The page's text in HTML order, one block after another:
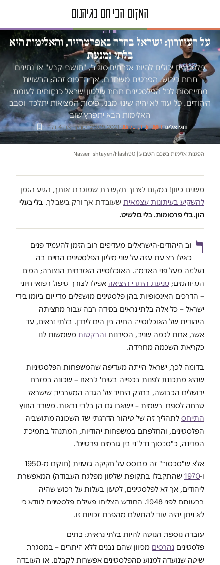
טור דעה
על העיוורון: ישראל בחרה באפרטהייד, והאלימות היא
בלתי נמנעת
פלסטינים יכולים להיות אזרחים סוג ב', "תושבי קבע" או נתינים
תחת כיבוש. הפרטים משתנים, אך הדפוס זהה: הרשויות
מתייחסות לכל הפלסטינים תחת שלטון ישראל כנחותים לעומת
היהודים. כל עוד לא יהיה שינוי מבני, פיסות המציאות יתלכדו וסבב
האלימות הבא יתפרץ שוב
חגי אלעד·המקום הכי חם בגיהנום·
20.05.2021
·זמן קריאה 4 דק׳
הפגנות אלימות בשכם השבוע | Nasser Ishtayeh/Flash90
משנים כיוון! במקום לצרוך תקשורת שמוכרת אותך, הגיע הזמן
להשקיע בעיתונות עצמאית שעובדת אך ורק בשבילך. בלי בעלי
הון. בלי פרסומות. בלי בולשיט.
ר וב היהודים-הישראלים מעדיפים רוב הזמן להעמיד פנים
כאילו רצועת עזה על שני מיליון הפלסטינים החיים בה
נעלמה מעל פני האדמה. האוכלוסייה האזרחית הנצורה; המים
המזוהמים; מניעת היתרי היציאה אפילו לצורך טיפול רפואי חיוני
– הדרכים האינסופיות בהן פלסטינים מושפלים מדי יום ביומו בידי
ישראל – כל אלה בלתי נראים במידה רבה עבור מחציתה
היהודית של האוכלוסייה החיה בין הים לירדן. בלתי נראים, עד
אשר, אחת לכמה שנים, הסירנות והרקטות משמשות לנו
כקריאת השכמה מחרידה.
בדומה לכך, ישראל הייתה מעדיפה שהמשפחות הפלסטיניות
שהיא מתכננת לפנות בכפייה בשיח' ג'ראח – שכונה במזרח
ירושלים הכבושה, בחלק היחיד של הגדה המערבית שישראל
טרחה לספחו רשמית – יישארו גם הן בלתי נראות. משרד החוץ
התייחס לתהליך זה של טיהור הדרגתי של השכונה מתושביה
הפלסטינים, והחלפתם במשפחות יהודיות, המתנהל בתמיכת
המדינה, כ"סכסוך נדל"ני בין גורמים פרטיים".
אלא ש"סכסוך" זה מבוסס על חקיקה גזענית (חוקים מ-1950
ו-1970 שהתקבלו בתקופת שלטון מפלגת העבודה) המאפשרת
ליהודים, אך לא לפלסטינים, לטעון בעלות על רכוש שהיה
ברשותם לפני 1948. החודש הצליחו פעילים פלסטינים לוודא כי
לא ניתן יהיה עוד להתעלם מהפרת זכויות זו.
עובדה נוספת הנוטה להיות בלתי נראית: בתים
פלסטינים נהרסים מכיוון שהם נבנים ללא היתרים – במסגרת
שיטה שנועדה למנוע מהפלסטינים אפשרות לקבלם. או העובדה